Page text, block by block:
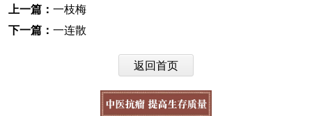
上一篇： 一枝梅
下一篇： 一连散
返回首页